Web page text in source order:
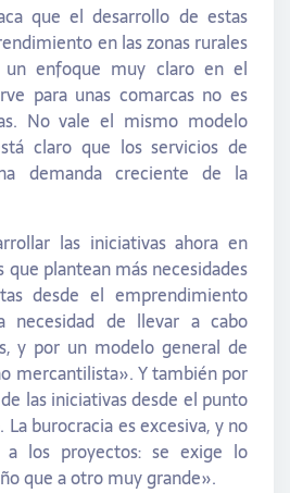
que el desarrollo de estas
en las zonas rurales
enfoque muy claro en el
para unas comarcas no es
No vale el mismo modelo
claro que los servicios de
demanda creciente de la
las iniciativas ahora en
que plantean más necesidades
desde el emprendimiento
necesidad de llevar a cabo
y por un modelo general de
mercantilista». Y también por
las iniciativas desde el punto
burocracia es excesiva, y no
a los proyectos: se exige lo
que a otro muy grande».